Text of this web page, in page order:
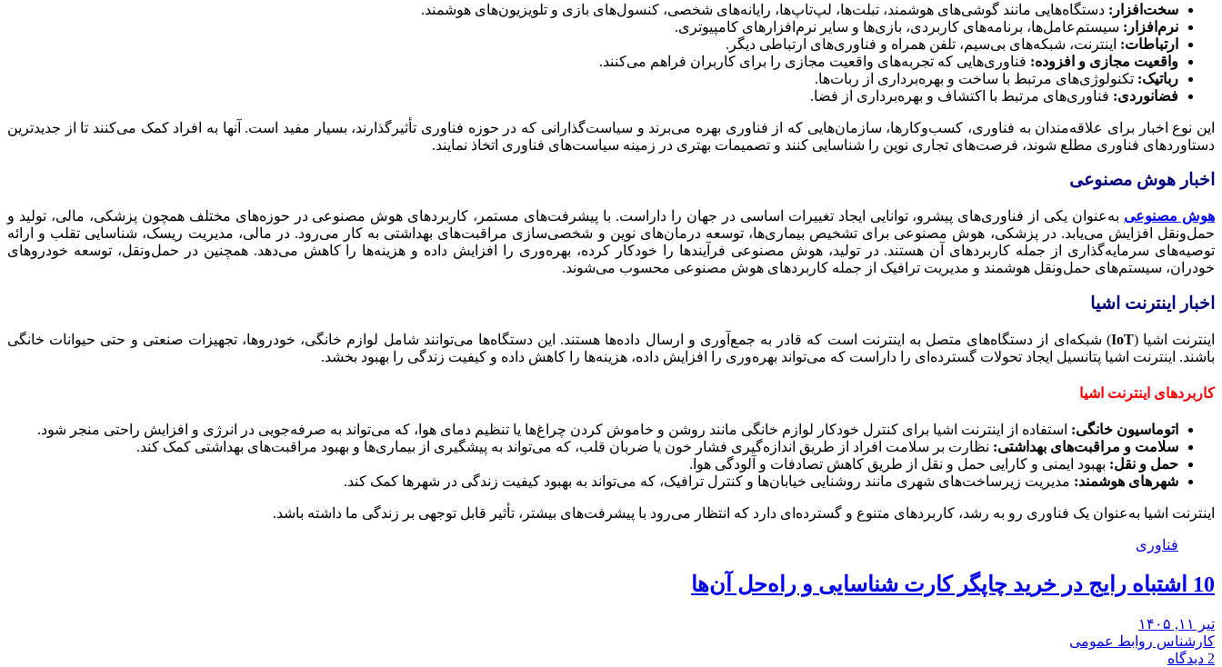
سخت‌افزار: دستگاه‌هایی مانند گوشی‌های هوشمند، تبلت‌ها، لپ‌تاپ‌ها، رایانه‌های شخصی، کنسول‌های بازی و تلویزیون‌های هوشمند.
نرم‌افزار: سیستم‌عامل‌ها، برنامه‌های کاربردی، بازی‌ها و سایر نرم‌افزارهای کامپیوتری.
ارتباطات: اینترنت، شبکه‌های بی‌سیم، تلفن همراه و فناوری‌های ارتباطی دیگر.
واقعیت مجازی و افزوده: فناوری‌هایی که تجربه‌های واقعیت مجازی را برای کاربران فراهم می‌کنند.
رباتیک: تکنولوژی‌های مرتبط با ساخت و بهره‌برداری از ربات‌ها.
فضانوردی: فناوری‌های مرتبط با اکتشاف و بهره‌برداری از فضا.
این نوع اخبار برای علاقه‌مندان به فناوری، کسب‌وکارها، سازمان‌هایی که از فناوری بهره می‌برند و سیاست‌گذارانی که در حوزه فناوری تأثیرگذارند، بسیار مفید است. آنها به افراد کمک می‌کنند تا از جدیدترین
دستاوردهای فناوری مطلع شوند، فرصت‌های تجاری نوین را شناسایی کنند و تصمیمات بهتری در زمینه سیاست‌های فناوری اتخاذ نمایند.
اخبار هوش مصنوعی
هوش مصنوعی به‌عنوان یکی از فناوری‌های پیشرو، توانایی ایجاد تغییرات اساسی در جهان را داراست. با پیشرفت‌های مستمر، کاربردهای هوش مصنوعی در حوزه‌های مختلف همچون پزشکی، مالی، تولید و
حمل‌ونقل افزایش می‌یابد. در پزشکی، هوش مصنوعی برای تشخیص بیماری‌ها، توسعه درمان‌های نوین و شخصی‌سازی مراقبت‌های بهداشتی به کار می‌رود. در مالی، مدیریت ریسک، شناسایی تقلب و ارائه
توصیه‌های سرمایه‌گذاری از جمله کاربردهای آن هستند. در تولید، هوش مصنوعی فرآیندها را خودکار کرده، بهره‌وری را افزایش داده و هزینه‌ها را کاهش می‌دهد. همچنین در حمل‌ونقل، توسعه خودروهای
خودران، سیستم‌های حمل‌ونقل هوشمند و مدیریت ترافیک از جمله کاربردهای هوش مصنوعی محسوب می‌شوند.
اخبار اینترنت اشیا
اینترنت اشیا (IoT) شبکه‌ای از دستگاه‌های متصل به اینترنت است که قادر به جمع‌آوری و ارسال داده‌ها هستند. این دستگاه‌ها می‌توانند شامل لوازم خانگی، خودروها، تجهیزات صنعتی و حتی حیوانات خانگی
باشند. اینترنت اشیا پتانسیل ایجاد تحولات گسترده‌ای را داراست که می‌تواند بهره‌وری را افزایش داده، هزینه‌ها را کاهش داده و کیفیت زندگی را بهبود بخشد.
کاربردهای اینترنت اشیا
اتوماسیون خانگی: استفاده از اینترنت اشیا برای کنترل خودکار لوازم خانگی مانند روشن و خاموش کردن چراغ‌ها یا تنظیم دمای هوا، که می‌تواند به صرفه‌جویی در انرژی و افزایش راحتی منجر شود.
سلامت و مراقبت‌های بهداشتی: نظارت بر سلامت افراد از طریق اندازه‌گیری فشار خون یا ضربان قلب، که می‌تواند به پیشگیری از بیماری‌ها و بهبود مراقبت‌های بهداشتی کمک کند.
حمل و نقل: بهبود ایمنی و کارایی حمل و نقل از طریق کاهش تصادفات و آلودگی هوا.
شهرهای هوشمند: مدیریت زیرساخت‌های شهری مانند روشنایی خیابان‌ها و کنترل ترافیک، که می‌تواند به بهبود کیفیت زندگی در شهرها کمک کند.
اینترنت اشیا به‌عنوان یک فناوری رو به رشد، کاربردهای متنوع و گسترده‌ای دارد که انتظار می‌رود با پیشرفت‌های بیشتر، تأثیر قابل توجهی بر زندگی ما داشته باشد.
فناوری
10 اشتباه رایج در خرید چاپگر کارت شناسایی و راه‌حل آن‌ها
تیر ۱۱, ۱۴۰۵
کارشناس روابط عمومی
2 دیدگاه